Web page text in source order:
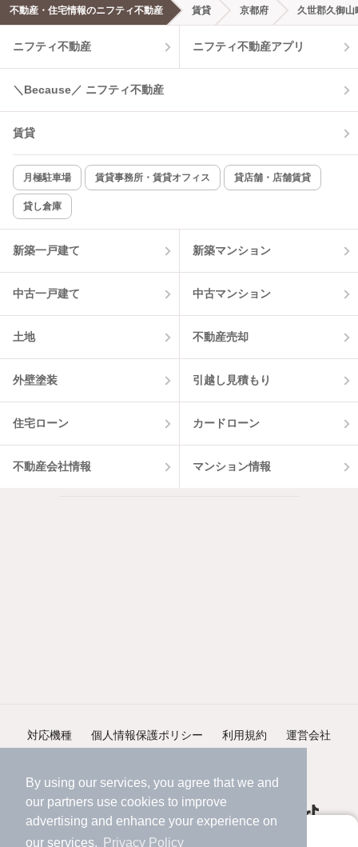
By using our services, you agree that we and
our partners use cookies to improve
advertising and enhance your experience on
our services.
Privacy Policy
アプリに切り替えて、サクサクお部屋探し
エアコンあり 都市ガス
温水洗浄便座 オートロック
コンロ2口以上
新着のみ インターネット無料
該当件数:
1件
不動産・住宅情報のニフティ不動産 賃貸 京都府 久世郡久御山
ニフティ不動産 ニフティ不動産アプリ
＼Because／ ニフティ不動産
賃貸
月極駐車場 賃貸事務所・賃貸オフィス 貸店舗・店舗賃貸
貸し倉庫
新築一戸建て 新築マンション
中古一戸建て 中古マンション
土地 不動産売却
外壁塗装 引越し見積もり
住宅ローン カードローン
不動産会社情報 マンション情報
対応機種 個人情報保護ポリシー 利用規約 運営会社